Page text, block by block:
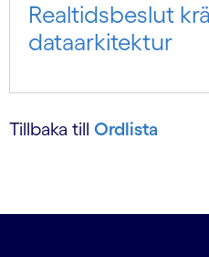
Realtidsbeslut
dataarkitektur
Tillbaka till Ordlista